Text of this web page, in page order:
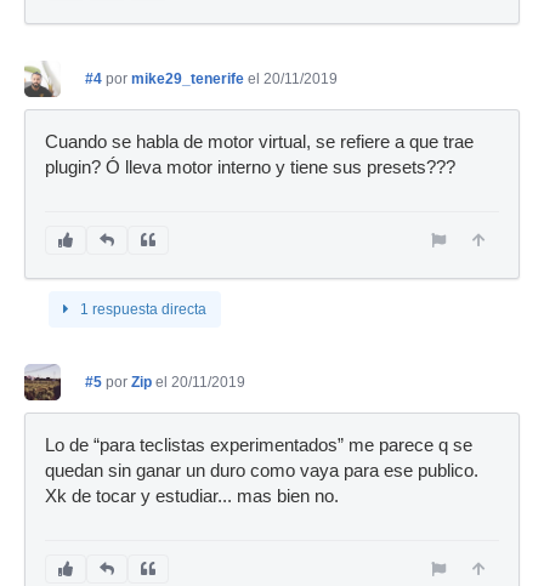
#4 por mike29_tenerife el 20/11/2019
Cuando se habla de motor virtual, se refiere a que trae
plugin? Ó lleva motor interno y tiene sus presets???
1 respuesta directa
#5 por Zip el 20/11/2019
Lo de “para teclistas experimentados” me parece q se
quedan sin ganar un duro como vaya para ese publico.
Xk de tocar y estudiar... mas bien no.